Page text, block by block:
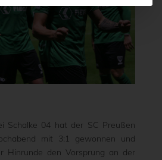
Schalke 04 hat der SC Preußen
mit 3:1 gewonnen und
Hinrunde den Vorsprung an der